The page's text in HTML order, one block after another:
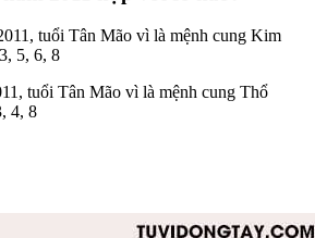
tuổi Tân Mão vì là mệnh cung Kim
5, 6, 8
tuổi Tân Mão vì là mệnh cung Thổ
4, 8